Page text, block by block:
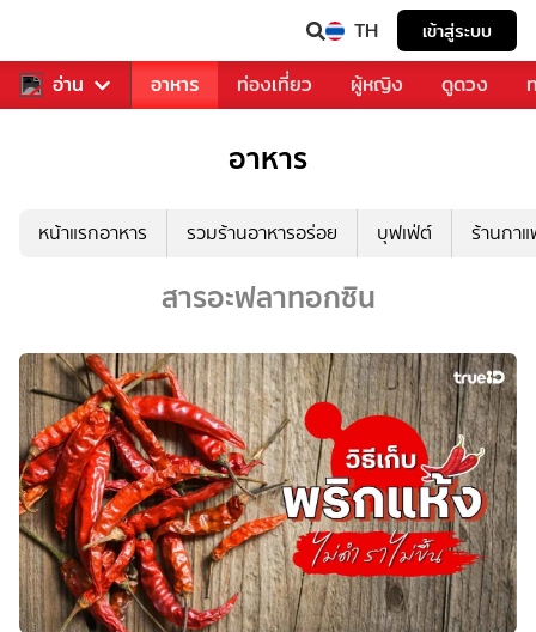
TH เข้าสู่ระบบ
อ่าน
รวงการเพลง อาหาร ท่องเที่ยว ผู้หญิง ดูดวง
อาหาร
หน้าแรกอาหาร รวมร้านอาหารอร่อย บุฟเฟ่ต์ ร้านกา
สารอะฟลาทอกซิน